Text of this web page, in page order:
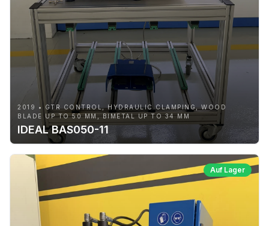
2019 • GTR CONTROL, HYDRAULIC CLAMPING, WOOD
BLADE UP TO 50 MM, BIMETAL UP TO 34 MM
IDEAL BAS050-11
Auf Lager